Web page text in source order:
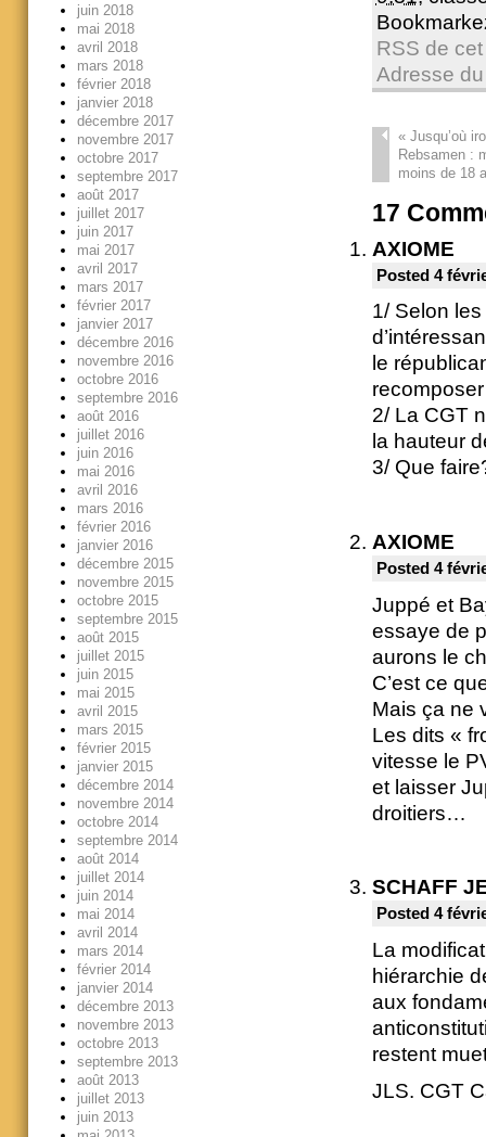
RSS de
Adresse
«Jusqu’où
Rebsamen :
moins de 18
17
AXIOME
Posted 4
1/ Selon
le
2/ La CGT
la hauteur
3/ Que
AXIOME
Posted 4
Juppé et
essaye de
aurons le
C’est ce
Mais ça ne
Les dits «
vitesse le
et laisser
droitiers…
SCHAFF
Posted 4
La
hiérarchie
aux
restent
JLS. CGT
juin 2018
mai 2018
avril 2018
mars 2018
février 2018
janvier 2018
décembre 2017
novembre 2017
octobre 2017
septembre 2017
août 2017
juillet 2017
juin 2017
mai 2017
avril 2017
mars 2017
février 2017
janvier 2017
décembre 2016
novembre 2016
octobre 2016
septembre 2016
août 2016
juillet 2016
juin 2016
mai 2016
avril 2016
mars 2016
février 2016
janvier 2016
décembre 2015
novembre 2015
octobre 2015
septembre 2015
août 2015
juillet 2015
juin 2015
mai 2015
avril 2015
mars 2015
février 2015
janvier 2015
décembre 2014
novembre 2014
octobre 2014
septembre 2014
août 2014
juillet 2014
juin 2014
mai 2014
avril 2014
mars 2014
février 2014
janvier 2014
décembre 2013
novembre 2013
octobre 2013
septembre 2013
août 2013
juillet 2013
juin 2013